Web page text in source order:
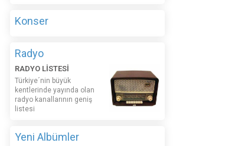
Konser
Radyo
RADYO LİSTESİ
Türkiye´nin büyük
kentlerinde yayında olan
radyo kanallarının geniş
listesi
Yeni Albümler